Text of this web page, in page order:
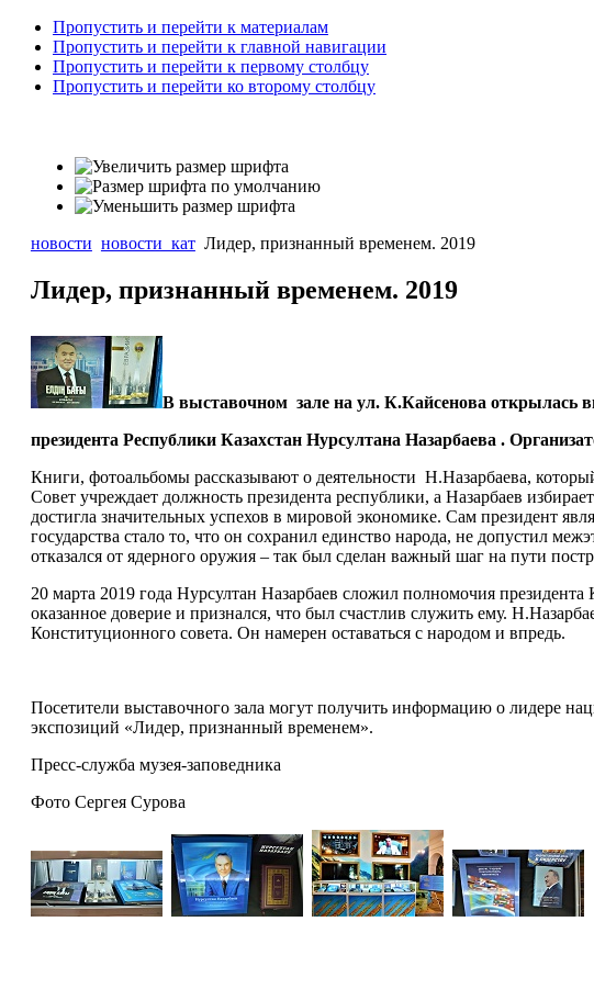
Пропустить и перейти к материалам
Пропустить и перейти к главной навигации
Пропустить и перейти к первому столбцу
Пропустить и перейти ко второму столбцу
новости новости_кат Лидер, признанный временем. 2019
Лидер, признанный временем. 2019
В выставочном зале на ул. К.Кайсенова открылась
президента Республики Казахстан Нурсултана Назарбаева .
Книги, фотоальбомы рассказывают о деятельности Н.Назарбаева,
Совет учреждает должность президента республики, а Назарбаев
достигла значительных успехов в мировой экономике. Сам президент
государства стало то, что он сохранил единство народа, не допустил
отказался от ядерного оружия – так был сделан важный шаг на пути
20 марта 2019 года Нурсултан Назарбаев сложил полномочия президента
оказанное доверие и признался, что был счастлив служить ему.
Конституционного совета. Он намерен оставаться с народом и впредь.
Посетители выставочного зала могут получить информацию о лидере
экспозиций «Лидер, признанный временем».
Пресс-служба музея-заповедника
Фото Сергея Сурова